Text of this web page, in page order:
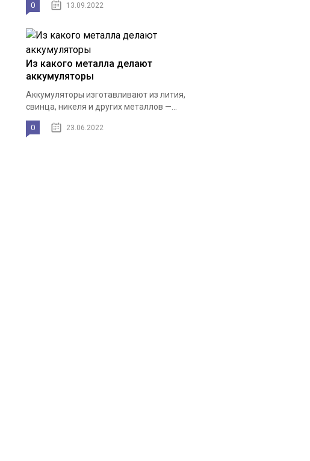
0 13.09.2022
Из какого металла делают
аккумуляторы
Аккумуляторы изготавливают из лития,
свинца, никеля и других металлов —...
0 23.06.2022